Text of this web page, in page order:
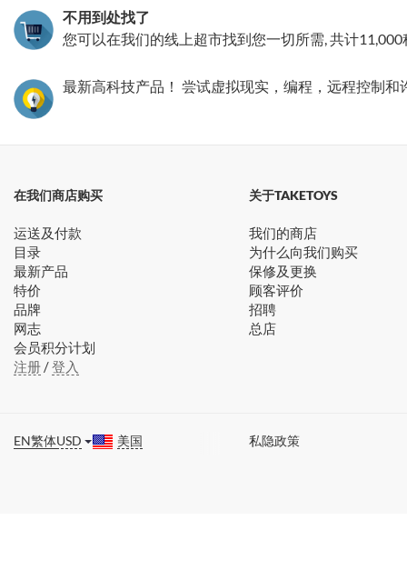
不用到处找了
您可以在我们的线上超市找到您一切所需, 共计11,000
最新高科技产品！ 尝试虚拟现实，编程，远程控制
在我们商店购买
运送及付款
目录
最新产品
特价
品牌
网志
会员积分计划
注册/登入
关于TAKETOYS
我们的商店
为什么向我们购买
保修及更换
顾客评价
招聘
总店
EN繁体USD 美国 私隐政策